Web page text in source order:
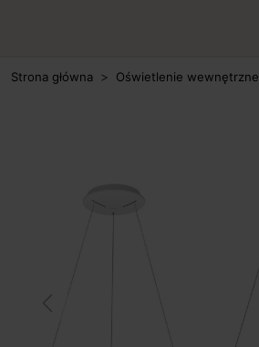
Strona główna Oświetlenie wewnętrzne